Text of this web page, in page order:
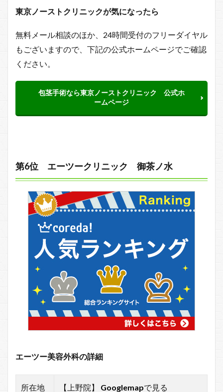
東京ノーストクリニックが気になったら
無料メール相談のほか、24時間受付のフリーダイヤル
もございますので、下記の公式ホームページでご確認
ください。
包茎手術なら東京ノーストクリニック 公式ホ
ームページ
第6位 エーツークリニック 御茶ノ水
エーツー美容外科の詳細
所在地 【上野院】 Googlemapで見る